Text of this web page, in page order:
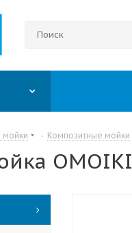
мойки - Композитные мойки